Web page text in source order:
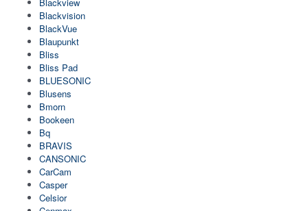
Blackview
Blackvision
BlackVue
Blaupunkt
Bliss
Bliss Pad
BLUESONIC
Blusens
Bmorn
Bookeen
Bq
BRAVIS
CANSONIC
CarCam
Casper
Celsior